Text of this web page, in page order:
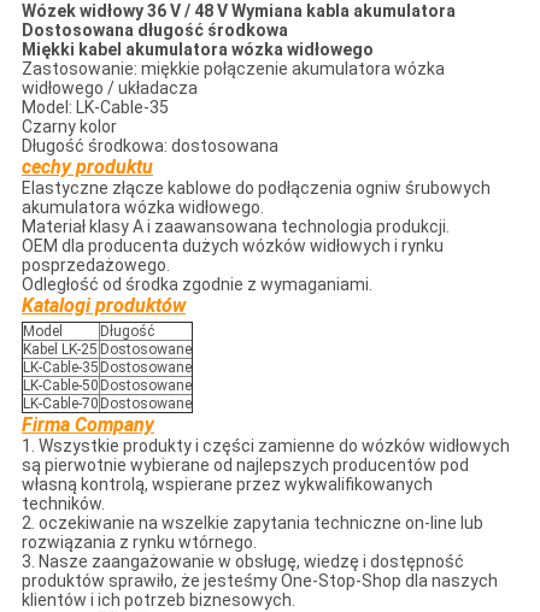
Wózek widłowy 36 V / 48 V Wymiana kabla akumulatora
Dostosowana długość środkowa
Miękki kabel akumulatora wózka widłowego
Zastosowanie: miękkie połączenie akumulatora wózka
widłowego / układacza
Model: LK-Cable-35
Czarny kolor
Długość środkowa: dostosowana
cechy produktu
Elastyczne złącze kablowe do podłączenia ogniw śrubowych
akumulatora wózka widłowego.
Materiał klasy A i zaawansowana technologia produkcji.
OEM dla producenta dużych wózków widłowych i rynku
posprzedażowego.
Odległość od środka zgodnie z wymaganiami.
Katalogi produktów
Model
Długość
Kabel LK-25 Dostosowane
LK-Cable-35 Dostosowane
LK-Cable-50 Dostosowane
LK-Cable-70 Dostosowane
Firma Company
1. Wszystkie produkty i części zamienne do wózków widłowych
są pierwotnie wybierane od najlepszych producentów pod
własną kontrolą, wspierane przez wykwalifikowanych
techników.
2. oczekiwanie na wszelkie zapytania techniczne on-line lub
rozwiązania z rynku wtórnego.
3. Nasze zaangażowanie w obsługę, wiedzę i dostępność
produktów sprawiło, że jesteśmy One-Stop-Shop dla naszych
klientów i ich potrzeb biznesowych.